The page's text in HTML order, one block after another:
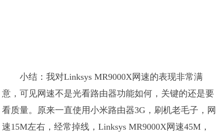
小结：我对Linksys MR9000X网速的表现非常满
意，可见网速不是光看路由器功能如何，关键的还是要
看质量。原来一直使用小米路由器3G，刷机老毛子，网
速15M左右，经常掉线，Linksys MR9000X网速45M，